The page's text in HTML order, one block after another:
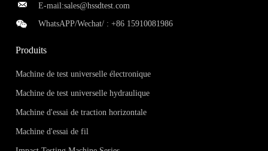
E-mail:sales@hssdtest.com
WhatsAPP/Wechat/ :+86 15910081986
Produits
Machine de test universelle électronique
Machine de test universelle hydraulique
Machine d'essai de traction horizontale
Machine d'essai de fil